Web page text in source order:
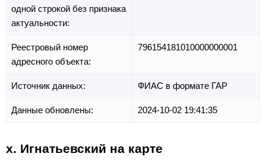
одной строкой без признака
актуальности:
Реестровый номер
адресного объекта:
796154181010000000001
Источник данных: ФИАС в формате ГАР
Данные обновлены: 2024-10-02 19:41:35
х. Игнатьевский на карте